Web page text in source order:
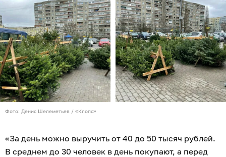
Фото: Денис Шелеметьев / «Клопс»
«За день можно выручить от 40 до 50 тысяч рублей.
В среднем до 30 человек в день покупают, а перед